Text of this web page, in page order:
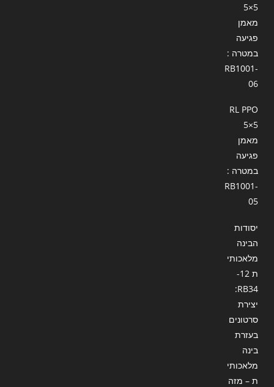
5×5
מאמן
פגיעה
במטרה :
RB1001-
06
RL PPO
5×5
מאמן
פגיעה
במטרה :
RB1001-
05
יסודות
הבינה
מלאכותי
ת 12-
RB34:
יצירת
סרטונים
בעזרת
בינה
מלאכותי
ת – מזה